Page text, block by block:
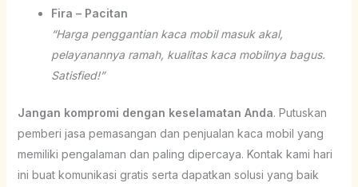
Fira – Pacitan
“Harga penggantian kaca mobil masuk akal,
pelayanannya ramah, kualitas kaca mobilnya bagus.
Satisfied!”
Jangan kompromi dengan keselamatan Anda. Putuskan
pemberi jasa pemasangan dan penjualan kaca mobil yang
memiliki pengalaman dan paling dipercaya. Kontak kami hari
ini buat komunikasi gratis serta dapatkan solusi yang baik